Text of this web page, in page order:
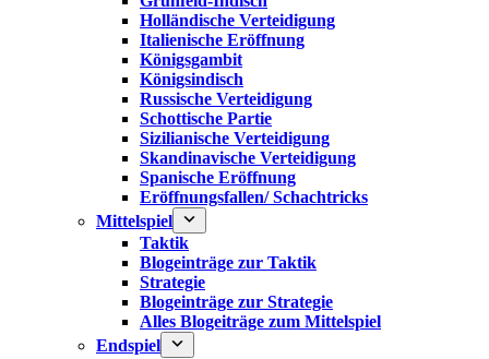
Holländische Verteidigung
Italienische Eröffnung
Königsgambit
Königsindisch
Russische Verteidigung
Schottische Partie
Sizilianische Verteidigung
Skandinavische Verteidigung
Spanische Eröffnung
Eröffnungsfallen/ Schachtricks
Mittelspiel
Taktik
Blogeinträge zur Taktik
Strategie
Blogeinträge zur Strategie
Alles Blogeiträge zum Mittelspiel
Endspiel